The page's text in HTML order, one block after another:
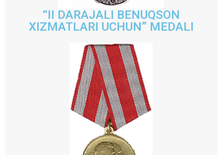
“II DARAJALI BENUQSON
XIZMATLARI UCHUN” MEDALI